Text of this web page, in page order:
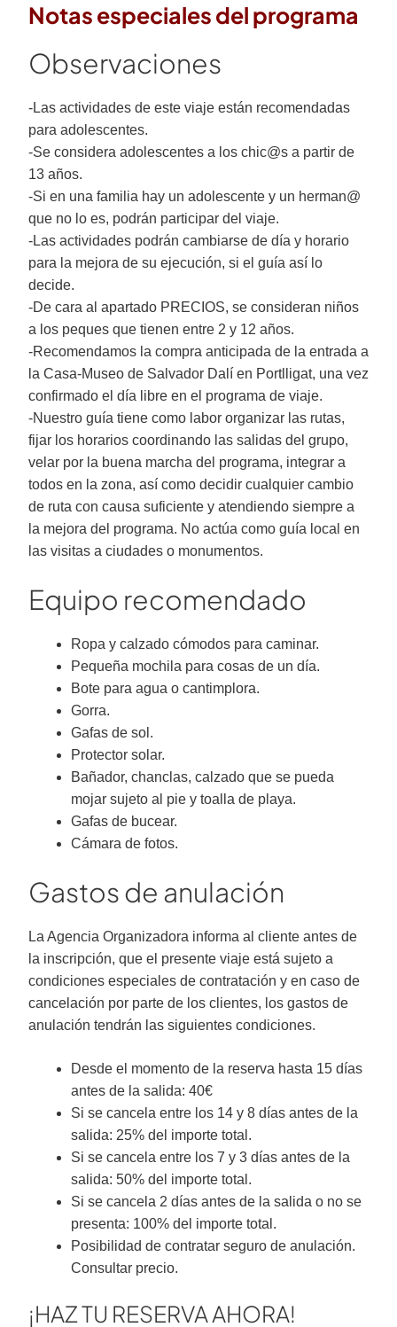
Notas especiales del programa
Observaciones
-Las actividades de este viaje están recomendadas
para adolescentes.
-Se considera adolescentes a los chic@s a partir de
13 años.
-Si en una familia hay un adolescente y un herman@
que no lo es, podrán participar del viaje.
-Las actividades podrán cambiarse de día y horario
para la mejora de su ejecución, si el guía así lo
decide.
-De cara al apartado PRECIOS, se consideran niños
a los peques que tienen entre 2 y 12 años.
-Recomendamos la compra anticipada de la entrada a
la Casa-Museo de Salvador Dalí en Portlligat, una vez
confirmado el día libre en el programa de viaje.
-Nuestro guía tiene como labor organizar las rutas,
fijar los horarios coordinando las salidas del grupo,
velar por la buena marcha del programa, integrar a
todos en la zona, así como decidir cualquier cambio
de ruta con causa suficiente y atendiendo siempre a
la mejora del programa. No actúa como guía local en
las visitas a ciudades o monumentos.
Equipo recomendado
Ropa y calzado cómodos para caminar.
Pequeña mochila para cosas de un día.
Bote para agua o cantimplora.
Gorra.
Gafas de sol.
Protector solar.
Bañador, chanclas, calzado que se pueda
mojar sujeto al pie y toalla de playa.
Gafas de bucear.
Cámara de fotos.
Gastos de anulación
La Agencia Organizadora informa al cliente antes de
la inscripción, que el presente viaje está sujeto a
condiciones especiales de contratación y en caso de
cancelación por parte de los clientes, los gastos de
anulación tendrán las siguientes condiciones.
Desde el momento de la reserva hasta 15 días
antes de la salida: 40€
Si se cancela entre los 14 y 8 días antes de la
salida: 25% del importe total.
Si se cancela entre los 7 y 3 días antes de la
salida: 50% del importe total.
Si se cancela 2 días antes de la salida o no se
presenta: 100% del importe total.
Posibilidad de contratar seguro de anulación.
Consultar precio.
¡HAZ TU RESERVA AHORA!